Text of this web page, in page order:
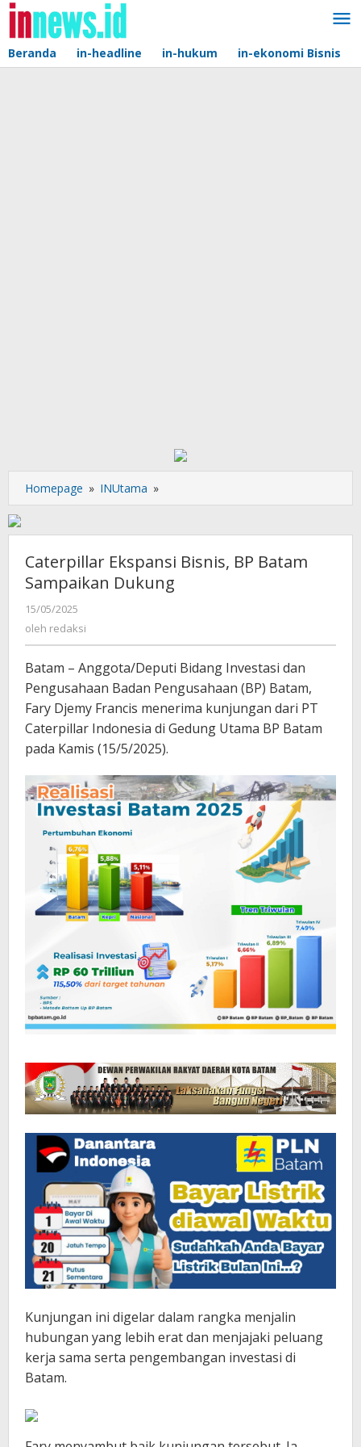
Lewati
konten
Beranda in-headline in-hukum in-ekonomi Bisnis
Homepage » INUtama »
Ekspansi
BP
Batam
Sampaikan
Dukung
Caterpillar Ekspansi Bisnis, BP Batam
Sampaikan Dukung
15/05/2025
redaksi
oleh redaksi
Batam – Anggota/Deputi Bidang Investasi dan
Pengusahaan Badan Pengusahaan (BP) Batam,
Fary Djemy Francis menerima kunjungan dari PT
Caterpillar Indonesia di Gedung Utama BP Batam
pada Kamis (15/5/2025).
Kunjungan ini digelar dalam rangka menjalin
hubungan yang lebih erat dan menjajaki peluang
kerja sama serta pengembangan investasi di
Batam.